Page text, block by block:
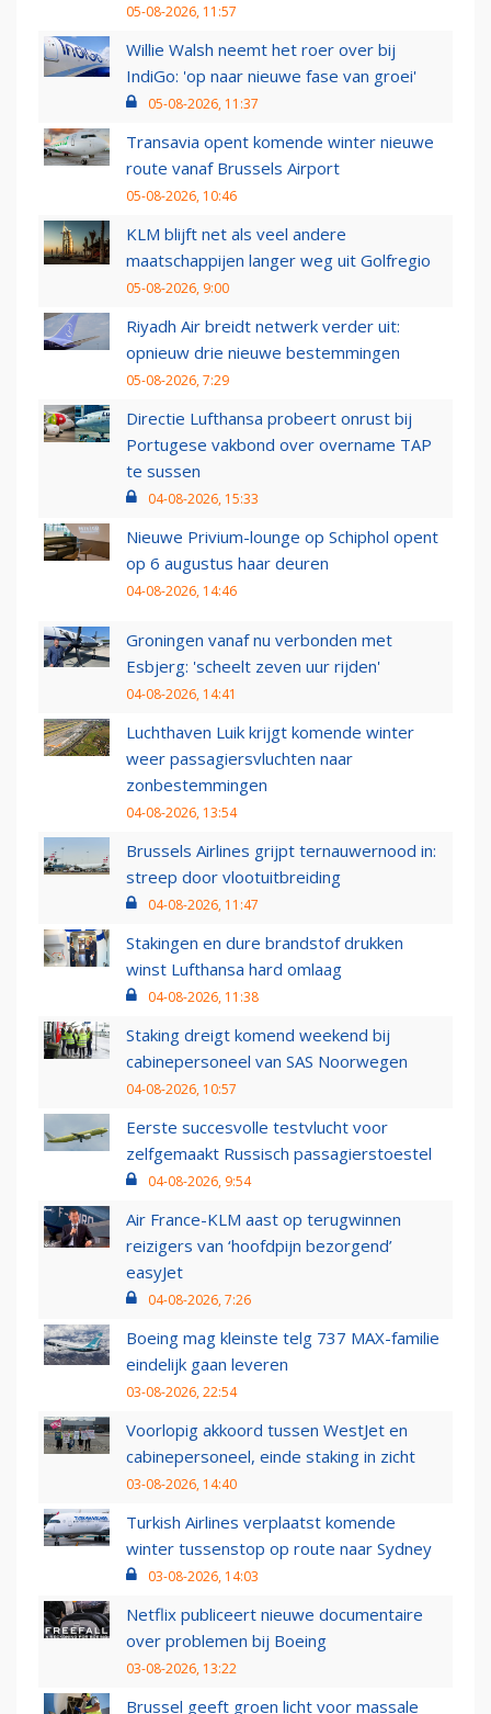
05-08-2026, 11:57
Willie Walsh neemt het roer over bij
IndiGo: 'op naar nieuwe fase van groei'
05-08-2026, 11:37
Transavia opent komende winter nieuwe
route vanaf Brussels Airport
05-08-2026, 10:46
KLM blijft net als veel andere
maatschappijen langer weg uit Golfregio
05-08-2026, 9:00
Riyadh Air breidt netwerk verder uit:
opnieuw drie nieuwe bestemmingen
05-08-2026, 7:29
Directie Lufthansa probeert onrust bij
Portugese vakbond over overname TAP
te sussen
04-08-2026, 15:33
Nieuwe Privium-lounge op Schiphol opent
op 6 augustus haar deuren
04-08-2026, 14:46
Groningen vanaf nu verbonden met
Esbjerg: 'scheelt zeven uur rijden'
04-08-2026, 14:41
Luchthaven Luik krijgt komende winter
weer passagiersvluchten naar
zonbestemmingen
04-08-2026, 13:54
Brussels Airlines grijpt ternauwernood in:
streep door vlootuitbreiding
04-08-2026, 11:47
Stakingen en dure brandstof drukken
winst Lufthansa hard omlaag
04-08-2026, 11:38
Staking dreigt komend weekend bij
cabinepersoneel van SAS Noorwegen
04-08-2026, 10:57
Eerste succesvolle testvlucht voor
zelfgemaakt Russisch passagierstoestel
04-08-2026, 9:54
Air France-KLM aast op terugwinnen
reizigers van ‘hoofdpijn bezorgend’
easyJet
04-08-2026, 7:26
Boeing mag kleinste telg 737 MAX-familie
eindelijk gaan leveren
03-08-2026, 22:54
Voorlopig akkoord tussen WestJet en
cabinepersoneel, einde staking in zicht
03-08-2026, 14:40
Turkish Airlines verplaatst komende
winter tussenstop op route naar Sydney
03-08-2026, 14:03
Netflix publiceert nieuwe documentaire
over problemen bij Boeing
03-08-2026, 13:22
Brussel geeft groen licht voor massale